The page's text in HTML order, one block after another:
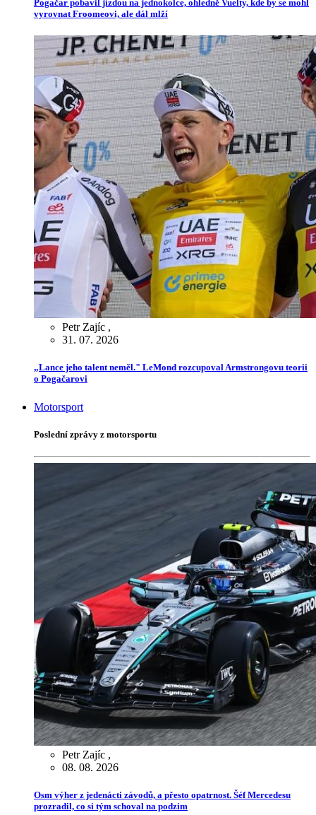
Pogačar pobavil jízdou na jednokolce, ohledně Vuelty, kde by se mohl
vyrovnat Froomeovi, ale dál mlží
Petr Zajíc ,
31. 07. 2026
„Lance jeho talent neměl." LeMond rozcupoval Armstrongovu teorii
o Pogačarovi
Motorsport
Poslední zprávy z motorsportu
Petr Zajíc ,
08. 08. 2026
Osm výher z jedenácti závodů, a přesto opatrnost. Šéf Mercedesu
prozradil, co si tým schoval na podzim